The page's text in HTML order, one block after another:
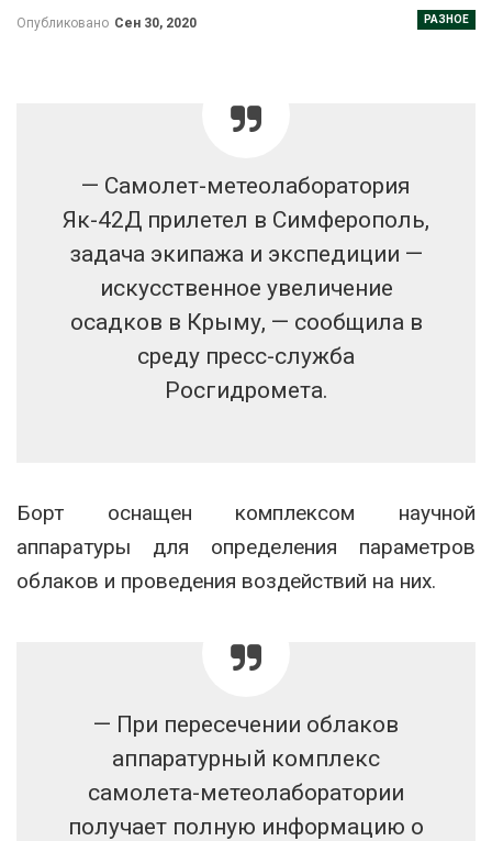
РАЗНОЕ
Опубликовано Сен 30, 2020
— Самолет-метеолаборатория
Як-42Д прилетел в Симферополь,
задача экипажа и экспедиции —
искусственное увеличение
осадков в Крыму, — сообщила в
среду пресс-служба
Росгидромета.
Борт оснащен комплексом научной
аппаратуры для определения параметров
облаков и проведения воздействий на них.
— При пересечении облаков
аппаратурный комплекс
самолета-метеолаборатории
получает полную информацию о